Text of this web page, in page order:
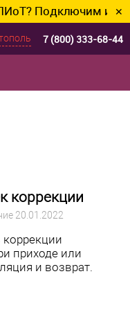
и настроим ✕
7 (800) 333-68-44
коррекции
20.01.2022
приходе или
и возврат.